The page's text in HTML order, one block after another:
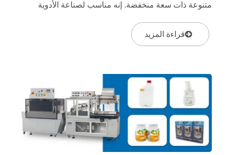
متنوعة ذات سعة منخفضة. إنه مناسب لصناعة الأدوية
قراءة المزيد